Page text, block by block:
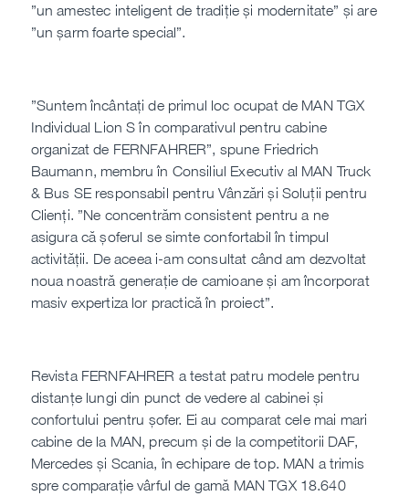
”un amestec inteligent de tradiție și modernitate” și are
”un șarm foarte special”.
”Suntem încântați de primul loc ocupat de MAN TGX
Individual Lion S în comparativul pentru cabine
organizat de FERNFAHRER”, spune Friedrich
Baumann, membru în Consiliul Executiv al MAN Truck
& Bus SE responsabil pentru Vânzări și Soluții pentru
Clienți. ”Ne concentrăm consistent pentru a ne
asigura că șoferul se simte confortabil în timpul
activității. De aceea i-am consultat când am dezvoltat
noua noastră generație de camioane și am încorporat
masiv expertiza lor practică în proiect”.
Revista FERNFAHRER a testat patru modele pentru
distanțe lungi din punct de vedere al cabinei și
confortului pentru șofer. Ei au comparat cele mai mari
cabine de la MAN, precum și de la competitorii DAF,
Mercedes și Scania, în echipare de top. MAN a trimis
spre comparație vârful de gamă MAN TGX 18.640